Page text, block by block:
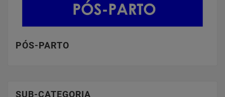
PÓS-PARTO
SUB-CATEGORIA